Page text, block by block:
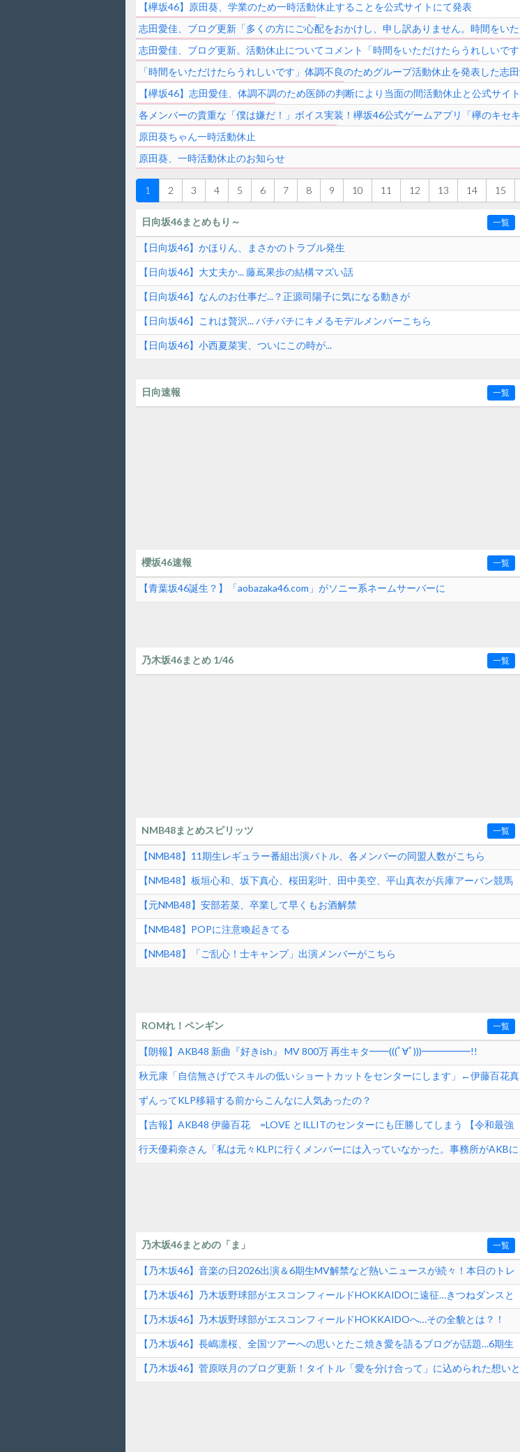
【欅坂46】原田葵、学業のため一時活動休止することを公式サイトにて発表
志田愛佳、ブログ更新「多くの方にご心配をおかけし、申し訳ありません。時間をい
志田愛佳、ブログ更新。活動休止についてコメント「時間をいただけたらうれしいです
「時間をいただけたらうれしいです」体調不良のためグループ活動休止を発表した志
【欅坂46】志田愛佳、体調不調のため医師の判断により当面の間活動休止と公式サイ
各メンバーの貴重な「僕は嫌だ！」ボイス実装！欅坂46公式ゲームアプリ「欅のキセ
原田葵ちゃん一時活動休止
原田葵、一時活動休止のお知らせ
1 2 3 4 5 6 7 8 9 10 11 12 13 14 15
日向坂46まとめもり～ 一覧
【日向坂46】かほりん、まさかのトラブル発生
【日向坂46】大丈夫か... 藤嶌果歩の結構マズい話
【日向坂46】なんのお仕事だ...？正源司陽子に気になる動きが
【日向坂46】これは贅沢... バチバチにキメるモデルメンバーこちら
【日向坂46】小西夏菜実、ついにこの時が...
日向速報 一覧
櫻坂46速報 一覧
【青葉坂46誕生？】「aobazaka46.com」がソニー系ネームサーバーに
乃木坂46まとめ 1/46 一覧
NMB48まとめスピリッツ 一覧
【NMB48】11期生レギュラー番組出演バトル、各メンバーの同盟人数がこちら
【NMB48】板垣心和、坂下真心、桜田彩叶、田中美空、平山真衣が兵庫アーバン競馬
【HUK】公式YouTube現地配信番組「HUK Campus Live」に出演
【元NMB48】安部若菜、卒業して早くもお酒解禁
【NMB48】POPに注意喚起きてる
【NMB48】「ご乱心！士キャンプ」出演メンバーがこちら
ROMれ！ペンギン 一覧
【朗報】AKB48 新曲『好きish』 MV 800万 再生キタ━━(((ﾟ∀ﾟ)))━━━━━!!
秋元康「自信無さげでスキルの低いショートカットをセンターにします」←伊藤百花真
逆じゃね？
ずんってKLP移籍する前からこんなに人気あったの？
【吉報】AKB48 伊藤百花 =LOVE とILLITのセンターにも圧勝してしまう 【令和最強
女性アイドル】
行天優莉奈さん「私は元々KLPに行くメンバーには入っていなかった。事務所がAKBに
乃木坂46まとめの「ま」 一覧
【乃木坂46】音楽の日2026出演＆6期生MV解禁など熱いニュースが続々！本日のトレ
ンド速報
【乃木坂46】乃木坂野球部がエスコンフィールドHOKKAIDOに遠征…きつねダンスと
ファーストピッチの裏側とは？！
【乃木坂46】乃木坂野球部がエスコンフィールドHOKKAIDOへ…その全貌とは？！
【乃木坂46】長嶋凛桜、全国ツアーへの思いとたこ焼き愛を語るブログが話題…6期生
の素顔に迫る！
【乃木坂46】菅原咲月のブログ更新！タイトル「愛を分け合って」に込められた想いと